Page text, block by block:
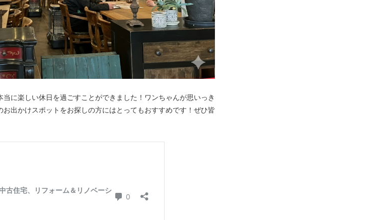
に楽しい休日を過ごすことができました！ワンちゃんが思いっき
出かけスポットをお探しの方にはとってもおすすめです！ぜひ皆